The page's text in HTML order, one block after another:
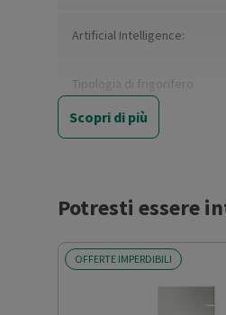
Artificial Intelligence:
Tipologia di frigorifero
Tipo di installazione
energetica
Classe emissione rumore
Scopri di più
Potresti essere
OFFERTE IMPERDIBILI